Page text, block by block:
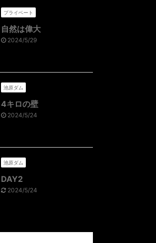
プライベート
自然は偉大
2024/5/29
池原ダム
4キロの壁
2024/5/24
池原ダム
DAY2
2024/5/24